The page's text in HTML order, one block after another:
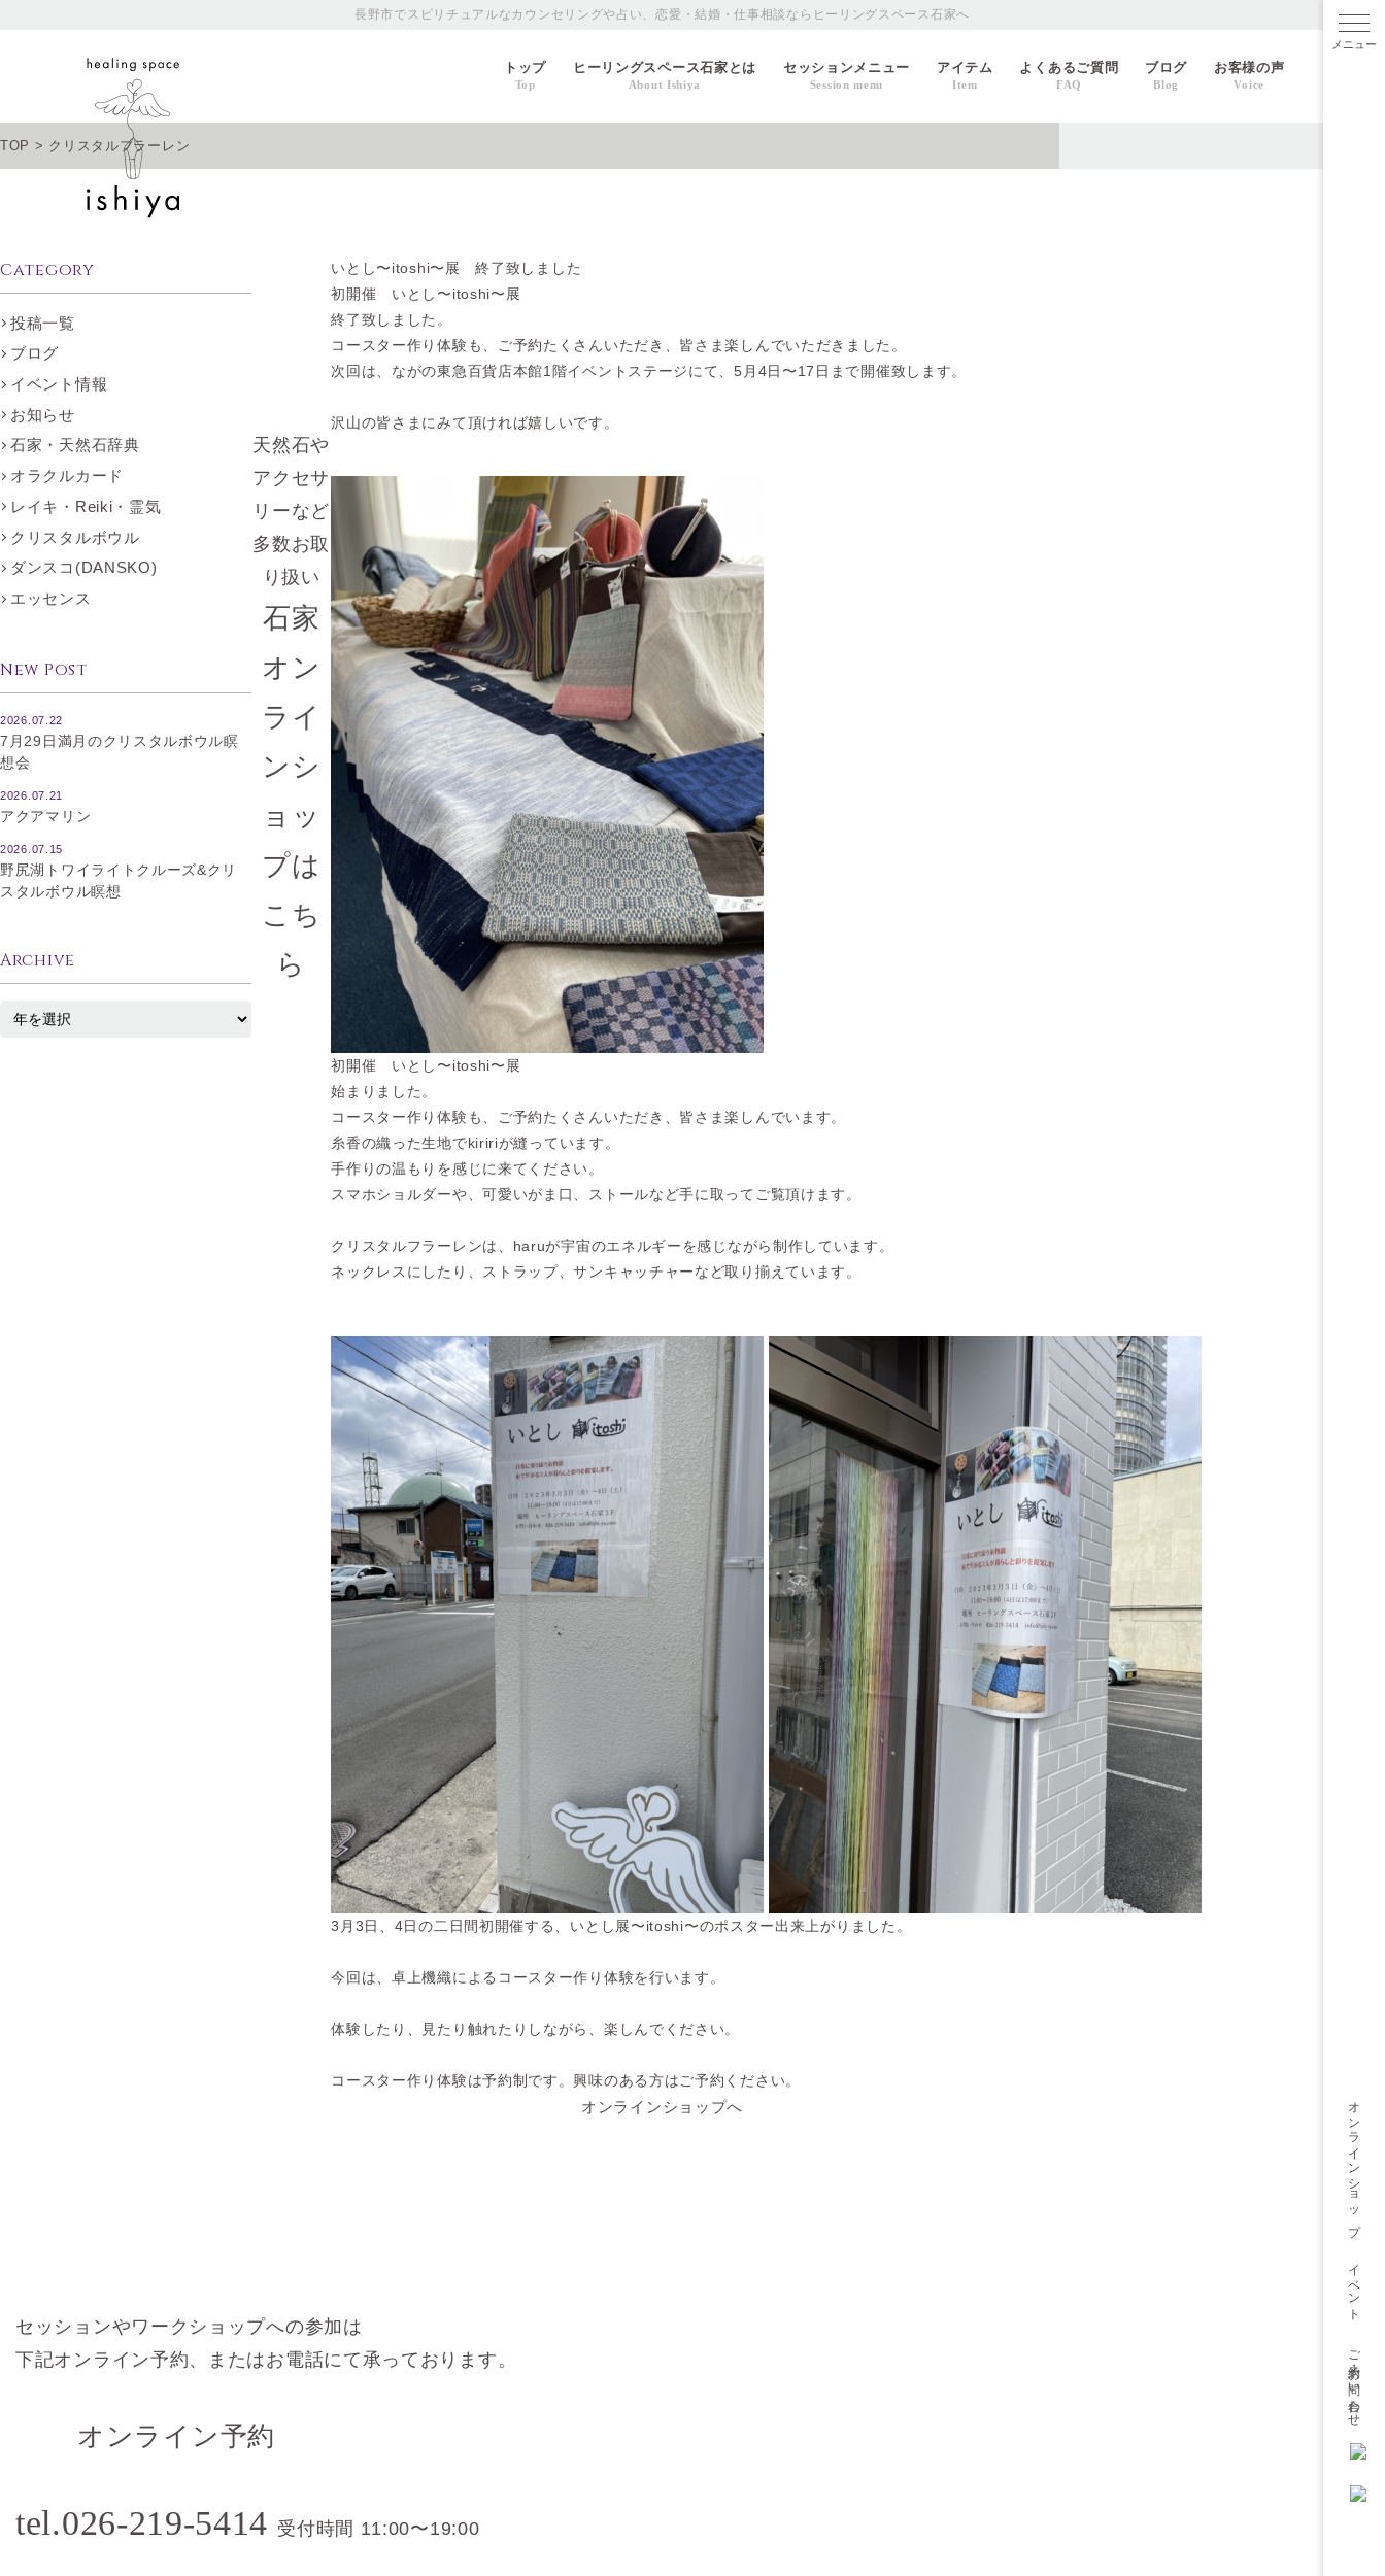
長野市でスピリチュアルなカウンセリングや占い、恋愛・結婚・仕事相談ならヒーリングスペース石家へ
トップ
Top
ヒーリングスペース石家とは
About Ishiya
セッションメニュー
Session menu
アイテム
Item
よくあるご質問
FAQ
ブログ
Blog
お客様の声
Voice
メニ
オンライン
ショップ
イベント
ご予約・
お問い合わせ
TOP > クリスタルフラーレン
いとし〜itoshi〜展 終了致しました
初開催 いとし〜itoshi〜展
終了致しました。
コースター作り体験も、ご予約たくさんいただき、皆さま楽しんでいただきました。
次回は、ながの東急百貨店本館1階イベントステージにて、5月4日〜17日まで開催致します。
沢山の皆さまにみて頂ければ嬉しいです。
初開催 いとし〜itoshi〜展
始まりました。
コースター作り体験も、ご予約たくさんいただき、皆さま楽しんでいます。
糸香の織った生地でkiririが縫っています。
手作りの温もりを感じに来てください。
スマホショルダーや、可愛いがま口、ストールなど手に取ってご覧頂けます。
クリスタルフラーレンは、haruが宇宙のエネルギーを感じながら制作しています。
ネックレスにしたり、ストラップ、サンキャッチャーなど取り揃えています。
3月3日、4日の二日間初開催する、いとし展〜itoshi〜のポスター出来上がりました。
今回は、卓上機織によるコースター作り体験を行います。
体験したり、見たり触れたりしながら、楽しんでください。
コースター作り体験は予約制です。興味のある方はご予約ください。
Category
投稿一覧
ブログ
イベント情報
お知らせ
石家・天然石辞典
オラクルカード
レイキ・Reiki・霊気
クリスタルボウル
ダンスコ(DANSKO)
エッセンス
New Post
2026.07.22
7月29日満月のクリスタルボウル瞑
想会
2026.07.21
アクアマリン
2026.07.15
野尻湖トワイライトクルーズ&クリ
スタルボウル瞑想
Archive
天然石や
アクセサ
リーなど
多数お取
り扱い
石家
オン
ライ
ンシ
ョッ
プは
こち
ら
オンラインショップへ
セッションやワークショップへの参加は
下記オンライン予約、またはお電話にて承っております。
オンライン予約
tel.026-219-5414 受付時間 11:00〜19:00